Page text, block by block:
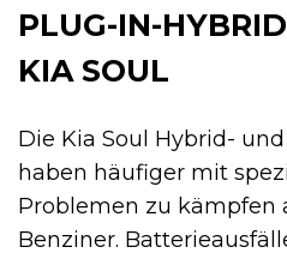
PLUG-IN-
KIA SOUL
Die Kia Soul Hybrid-
haben häufiger mit
Problemen zu kämpfen
Benziner.